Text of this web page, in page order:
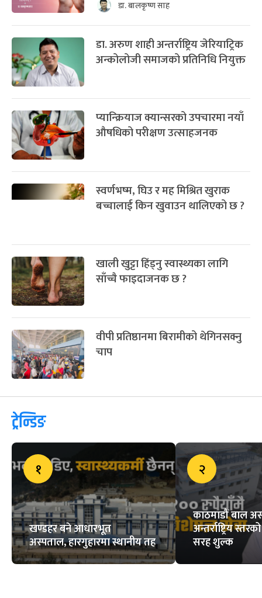
डा. बालकृष्ण साह
डा. अरुण शाही अन्तर्राष्ट्रिय जेरियाट्रिक
अन्कोलोजी समाजको प्रतिनिधि नियुक्त
प्यान्क्रियाज क्यान्सरको उपचारमा नयाँ
औषधिको परीक्षण उत्साहजनक
स्वर्णभष्म, घिउ र मह मिश्रित खुराक
बच्चालाई किन खुवाउन थालिएको छ ?
खाली खुट्टा हिंड्नु स्वास्थ्यका लागि
साँच्चै फाइदाजनक छ ?
वीपी प्रतिष्ठानमा बिरामीको थेगिनसक्नु
चाप
ट्रेन्डिङ
१
खण्डहर बने आधारभूत
अस्पताल, हारगुहारमा स्थानीय तह
२
काठमाडौं बाल
अन्तर्राष्ट्रिय
सरह शुल्क